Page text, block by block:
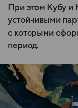
При этом Кубу и
устойчивыми
с которыми
период.